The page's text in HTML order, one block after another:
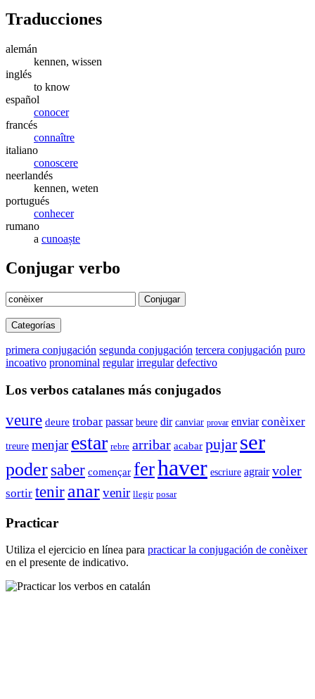
Traducciones
alemán
kennen, wissen
inglés
to know
español
conocer
francés
connaître
italiano
conoscere
neerlandés
kennen, weten
portugués
conhecer
rumano
a cunoaște
Conjugar verbo
Conjugar
Categorías
primera conjugación segunda conjugación tercera conjugación puro
incoativo pronominal regular irregular defectivo
Los verbos catalanes más conjugados
veure deure trobar passar beure dir canviar provar enviar conèixer
treure menjar estar rebre arribar acabar pujar ser
podersaber començar ferhaver escriure agrair voler
sortir teniranarvenir llegir posar
Practicar
Utiliza el ejercicio en línea para practicar la conjugación de conèixer
en el presente de indicativo.